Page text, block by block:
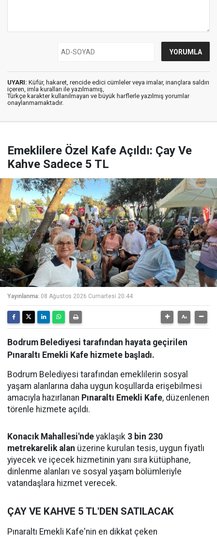
UYARI: Küfür, hakaret, rencide edici cümleler veya imalar, inançlara saldırı
içeren, imla kuralları ile yazılmamış,
Türkçe karakter kullanılmayan ve büyük harflerle yazılmış yorumlar
onaylanmamaktadır.
Emeklilere Özel Kafe Açıldı: Çay Ve
Kahve Sadece 5 TL
Yayınlanma: 08 Ağustos 2026 Cumartesi 20:44
Bodrum Belediyesi tarafından hayata geçirilen
Pınaraltı Emekli Kafe hizmete başladı.
Bodrum Belediyesi tarafından emeklilerin sosyal
yaşam alanlarına daha uygun koşullarda erişebilmesi
amacıyla hazırlanan Pınaraltı Emekli Kafe, düzenlenen
törenle hizmete açıldı.
Konacık Mahallesi'nde yaklaşık 3 bin 230
metrekarelik alan üzerine kurulan tesis, uygun fiyatlı
yiyecek ve içecek hizmetinin yanı sıra kütüphane,
dinlenme alanları ve sosyal yaşam bölümleriyle
vatandaşlara hizmet verecek.
ÇAY VE KAHVE 5 TL'DEN SATILACAK
Pınaraltı Emekli Kafe'nin en dikkat çeken